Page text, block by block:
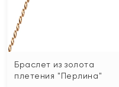
Браслет из золота
плетения "Перлина"